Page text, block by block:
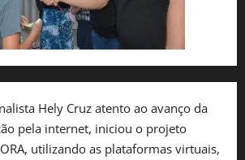
Hely Cruz atento ao avanço da
pela internet, iniciou o projeto
utilizando as plataformas virtuais,